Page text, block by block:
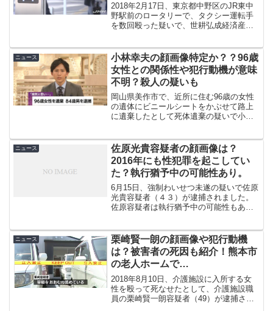
2018年2月17日、東京都中野区のJR東中
野駅前のロータリーで、タクシー運転手
を数回殴った疑いで、世耕弘成経済産業
ットで大きな話題になっていました。
ニュース
小林幸夫の顔画像特定か？？96歳
女性との関係性や犯行動機が意味
不明？殺人の疑いも
岡山県美作市で、近所に住む96歳の女性
の遺体にビニールシートをかぶせて路上
に遺棄したとして死体遺棄の疑いで小林
女性との関係性や犯行動機が意味不明だ
った！詳しく紹介して...
ニュース
佐原光貴容疑者の顔画像は？
2016年にも性犯罪を起こしてい
た？執行猶予中の可能性あり。
6月15日、強制わいせつ未遂の疑いで佐原
光貴容疑者（４３）が逮捕されました。
佐原容疑者は執行猶予中の可能性もあっ
ニュース
栗崎賢一朗の顔画像や犯行動機
は？被害者の死因も紹介！熊本市
の老人ホームで…
2018年8月10日、介護施設に入所する女
性を殴って死なせたとして、介護施設職
員の栗崎賢一朗容疑者（49）が逮捕され